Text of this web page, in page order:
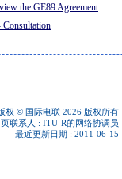
the GE89 Agreement
Consultation
权 © 国际电联 2026 版权所有
联系人 : ITU-R的网络协调员
最近更新日期 : 2011-06-15